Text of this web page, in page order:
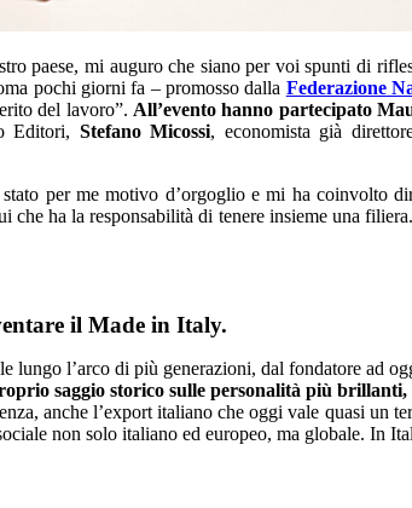
paese, mi auguro che siano per voi spunti di
pochi giorni fa – promosso dalla Federazione
del lavoro”. All’evento hanno partecipato
Editori, Stefano Micossi, economista già
per me motivo d’orgoglio e mi ha coinvolto
che ha la responsabilità di tenere insieme una
il Made in Italy.
lungo l’arco di più generazioni, dal fondatore ad
saggio storico sulle personalità più
anche l’export italiano che oggi vale quasi un
non solo italiano ed europeo, ma globale. In